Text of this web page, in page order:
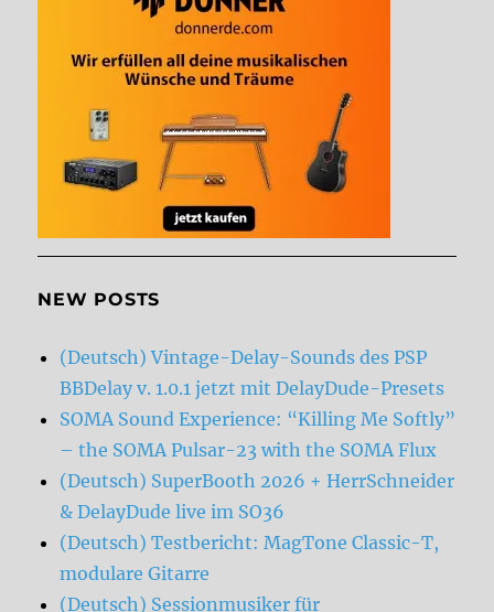
NEW POSTS
(Deutsch) Vintage-Delay-Sounds des PSP
BBDelay v. 1.0.1 jetzt mit DelayDude-Presets
SOMA Sound Experience: “Killing Me Softly”
– the SOMA Pulsar-23 with the SOMA Flux
(Deutsch) SuperBooth 2026 + HerrSchneider
& DelayDude live im SO36
(Deutsch) Testbericht: MagTone Classic-T,
modulare Gitarre
(Deutsch) Sessionmusiker für